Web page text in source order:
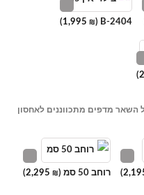
B-2404 (
1,995 ₪
)
)
גבוהות וכל השאר מדפים מתכווננים לאחסון
) רוחב 50 סמ ( 2,295 ₪
)